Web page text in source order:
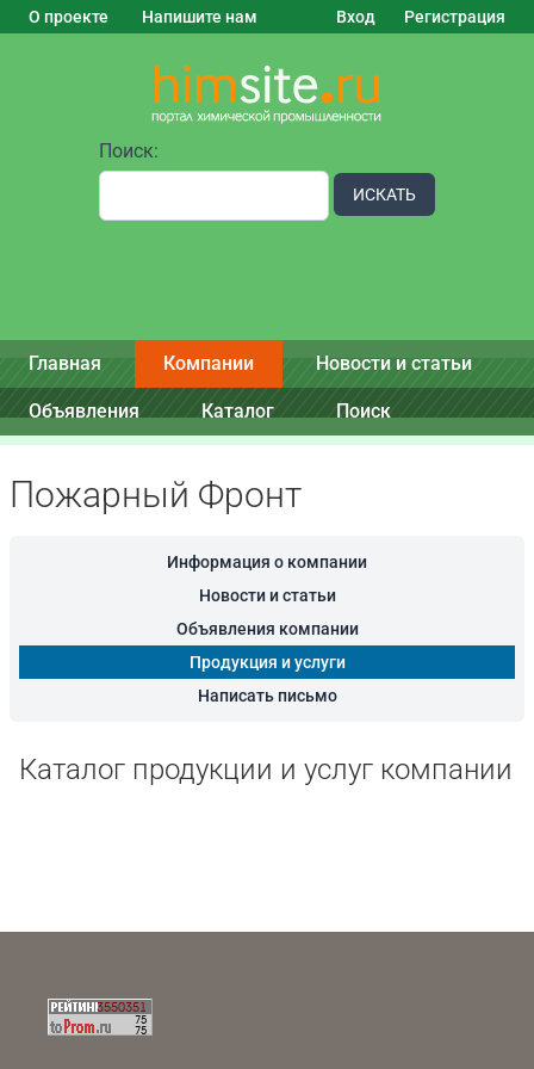
О проекте Напишите нам Вход Регистрация
Поиск:
ИСКАТЬ
Главная Компании Новости и статьи
Объявления Каталог Поиск
Пожарный Фронт
Информация о компании
Новости и статьи
Объявления компании
Продукция и услуги
Написать письмо
Каталог продукции и услуг компании